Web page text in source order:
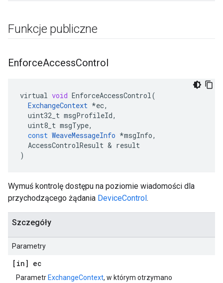
Funkcje publiczne
EnforceAccessControl
virtual void EnforceAccessControl(
ExchangeContext *ec,
uint32_t msgProfileId,
uint8_t msgType,
const WeaveMessageInfo *msgInfo,
AccessControlResult & result
)
Wymuś kontrolę dostępu na poziomie wiadomości dla
przychodzącego żądania DeviceControl.
Szczegóły
Parametry
[in] ec
Parametr ExchangeContext, w którym otrzymano